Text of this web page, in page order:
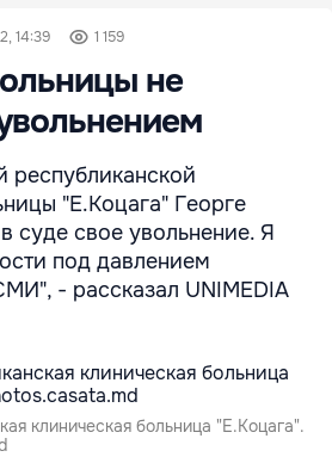
14:39 1 159
не
республиканской
"Е.Коцага" Георге
суде свое увольнение. Я
под давлением
- рассказал UNIMEDIA
клиническая больница "Е.Коцага".